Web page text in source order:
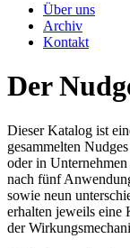
Über uns
Archiv
Kontakt
Der
Dieser Katalog ist
gesammelten
oder in
nach fünf
sowie neun
erhalten jeweils eine
der